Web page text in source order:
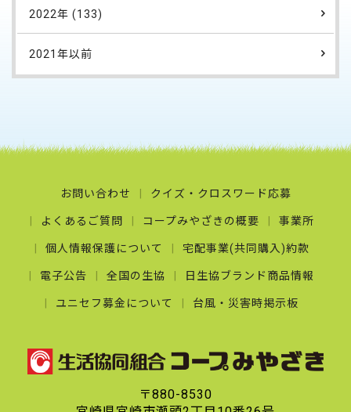
2022年 (133)
2021年以前
お問い合わせ クイズ・クロスワード応募
よくあるご質問 コープみやざきの概要 事業所
個人情報保護について 宅配事業(共同購入)約款
電子公告 全国の生協 日生協ブランド商品情報
ユニセフ募金について 台風・災害時掲示板
〒880-8530